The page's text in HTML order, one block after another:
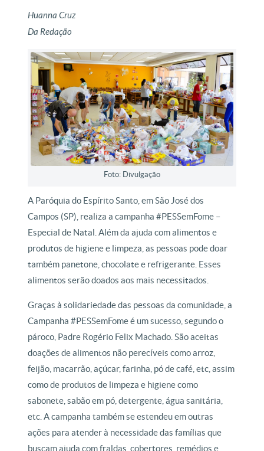
Huanna Cruz
Da Redação
Foto: Divulgação
A Paróquia do Espírito Santo, em São José dos
Campos (SP), realiza a campanha #PESSemFome –
Especial de Natal. Além da ajuda com alimentos e
produtos de higiene e limpeza, as pessoas pode doar
também panetone, chocolate e refrigerante. Esses
alimentos serão doados aos mais necessitados.
Graças à solidariedade das pessoas da comunidade, a
Campanha #PESSemFome é um sucesso, segundo o
pároco, Padre Rogério Felix Machado. São aceitas
doações de alimentos não perecíveis como arroz,
feijão, macarrão, açúcar, farinha, pó de café, etc, assim
como de produtos de limpeza e higiene como
sabonete, sabão em pó, detergente, água sanitária,
etc. A campanha também se estendeu em outras
ações para atender à necessidade das famílias que
buscam ajuda com fraldas, cobertores, remédios e